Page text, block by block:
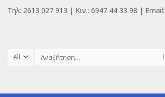
SkipΤηλ: 2613 027 913 | Κιν.: 6947 44 33 98 |
Αναζήτηση
για: